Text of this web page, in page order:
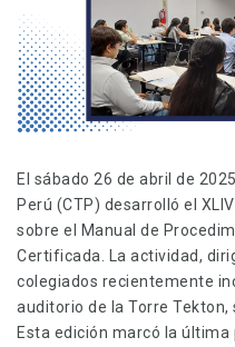
El sábado 26 de abril de
Perú (CTP) desarrolló el
sobre el Manual de
Certificada. La actividad,
colegiados recientemente
auditorio de la Torre Tekton,
Esta edición marcó la última